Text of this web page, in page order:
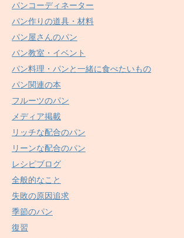
パンコーディネーター
パン作りの道具・材料
パン屋さんのパン
パン教室・イベント
パン料理・パンと一緒に食べたいもの
パン関連の本
フルーツのパン
メディア掲載
リッチな配合のパン
リーンな配合のパン
レシピブログ
全般的なこと
失敗の原因追求
季節のパン
復習